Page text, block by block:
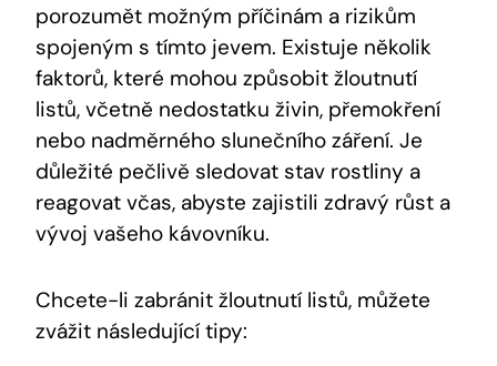
porozumět možným příčinám a rizikům
spojeným s tímto jevem. Existuje několik
faktorů, které mohou způsobit žloutnutí
listů, včetně nedostatku živin, přemokření
nebo nadměrného slunečního záření. Je
důležité pečlivě sledovat stav rostliny a
reagovat včas, abyste zajistili zdravý růst a
vývoj vašeho kávovníku.
Chcete-li zabránit žloutnutí listů, můžete
zvážit následující tipy: